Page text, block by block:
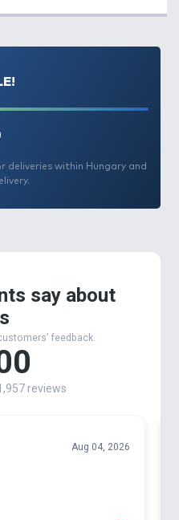
10-es szakáll
kezek munkáját dicséri.
amelyet jó
deliveries within Hungary and